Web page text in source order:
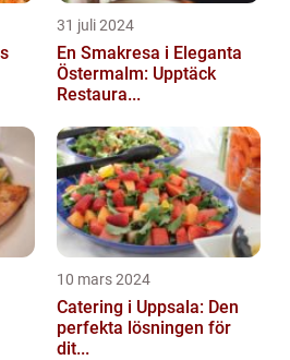
31 juli 2024
En Smakresa i Eleganta
Östermalm: Upptäck
Restaura...
10 mars 2024
Catering i Uppsala: Den
perfekta lösningen för
dit...